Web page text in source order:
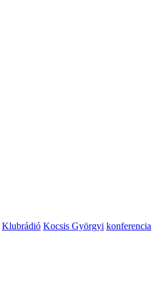
Klubrádió Kocsis Györgyi konferencia